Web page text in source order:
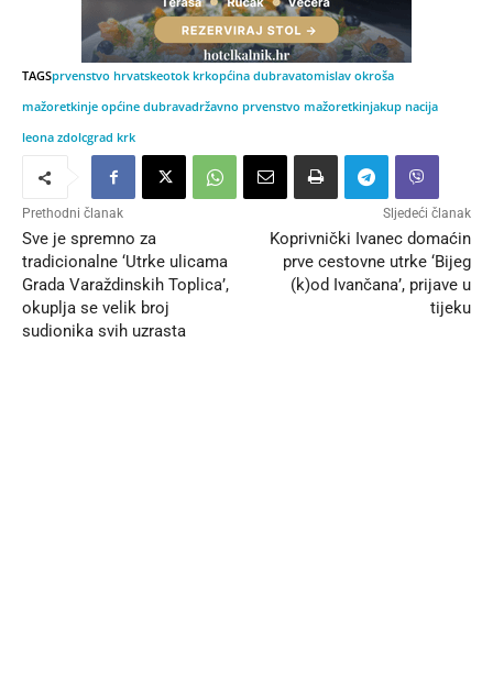
TAGSprvenstvo hrvatskeotok krkopćina dubravatomislav okroša
mažoretkinje općine dubravadržavno prvenstvo mažoretkinjakup nacija
leona zdolcgrad krk
Prethodni članak
Sve je spremno za
tradicionalne ‘Utrke ulicama
Grada Varaždinskih Toplica’,
okuplja se velik broj
sudionika svih uzrasta
Sljedeći članak
Koprivnički Ivanec domaćin
prve cestovne utrke ‘Bijeg
(k)od Ivančana’, prijave u
tijeku